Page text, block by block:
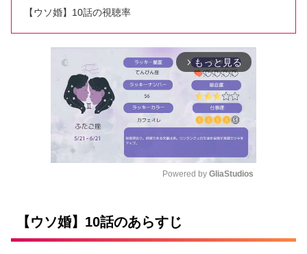
【ウソ婚】10話の視聴率
arrow_forward_ios もっと見る
e
Powered by GliaStudios
【ウソ婚】10話のあらすじ